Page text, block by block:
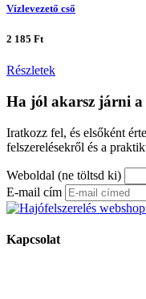
Vízlevezető cső
2 185 Ft
Részletek
Ha jól akarsz járni a
Iratkozz fel, és elsőként
felszerelésekről és a
Weboldal (ne töltsd ki)
E-mail cím
Kapcsolat